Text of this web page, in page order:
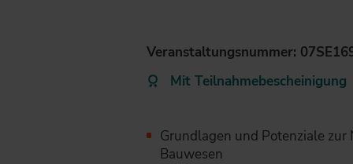
Veranstaltungsnummer:
Mit Teilnahmebescheinigung
Grundlagen und Potenziale zur
Bauwesen